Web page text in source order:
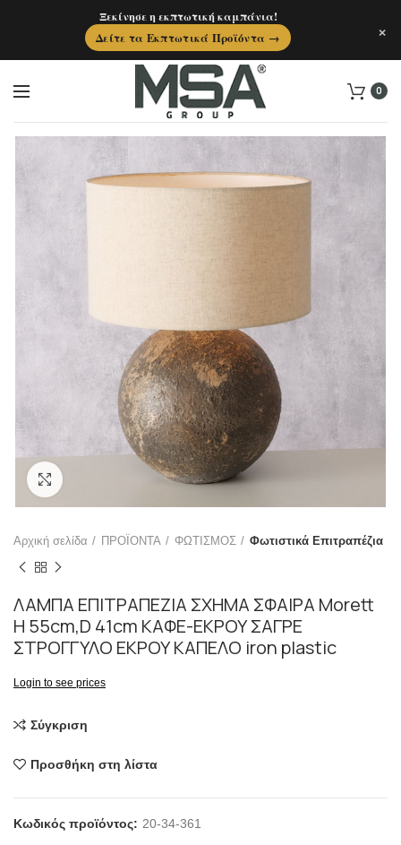
0
Αρχική σελίδα ΠΡΟΪΟΝΤΑ ΦΩΤΙΣΜΟΣ Φωτιστικά Επιτραπέζια
ΛΑΜΠΑ ΕΠΙΤΡΑΠΕΖΙΑ ΣΧΗΜΑ ΣΦΑΙΡΑ Morett
H 55cm,D 41cm ΚΑΦΕ-ΕΚΡΟΥ ΣΑΓΡΕ
ΣΤΡΟΓΓΥΛΟ ΕΚΡΟΥ ΚΑΠΕΛΟ iron plastic
Login to see prices
Σύγκριση
Προσθήκη στη λίστα
Κωδικός προϊόντος: 20-34-361
Ξεκίνησε η εκπτωτική καμπάνια!
Δείτε τα Εκπτωτικά Προϊόντα →
×